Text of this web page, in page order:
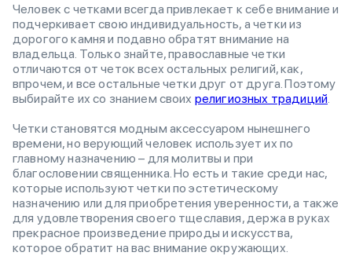
Человек с четками всегда привлекает к себе внимание и
подчеркивает свою индивидуальность, а четки из
дорогого камня и подавно обратят внимание на
владельца. Только знайте, православные четки
отличаются от четок всех остальных религий, как,
впрочем, и все остальные четки друг от друга. Поэтому
выбирайте их со знанием своих религиозных традиций.
Четки становятся модным аксессуаром нынешнего
времени, но верующий человек использует их по
главному назначению – для молитвы и при
благословении священника. Но есть и такие среди нас,
которые используют четки по эстетическому
назначению или для приобретения уверенности, а также
для удовлетворения своего тщеславия, держа в руках
прекрасное произведение природы и искусства,
которое обратит на вас внимание окружающих.